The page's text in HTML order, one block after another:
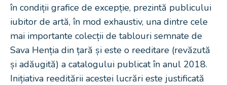
în condiții grafice de excepție, prezintă publicului
iubitor de artă, în mod exhaustiv, una dintre cele
mai importante colecții de tablouri semnate de
Sava Henția din țară și este o reeditare (revăzută
și adăugită) a catalogului publicat în anul 2018.
Inițiativa reeditării acestei lucrări este justificată